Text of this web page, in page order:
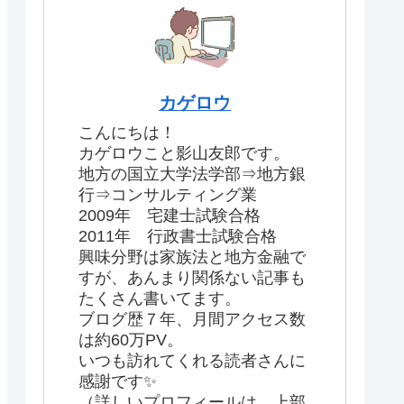
カゲロウ
こんにちは！
カゲロウこと影山友郎です。
地方の国立大学法学部⇒地方銀
行⇒コンサルティング業
2009年 宅建士試験合格
2011年 行政書士試験合格
興味分野は家族法と地方金融で
すが、あんまり関係ない記事も
たくさん書いてます。
ブログ歴７年、月間アクセス数
は約60万PV。
いつも訪れてくれる読者さんに
感謝です✨